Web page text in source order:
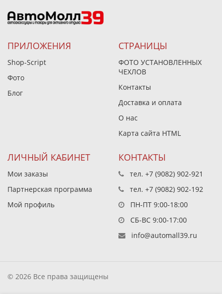
ПРИЛОЖЕНИЯ
Shop-Script
Фото
Блог
СТРАНИЦЫ
ФОТО УСТАНОВЛЕННЫХ
ЧЕХЛОВ
Контакты
Доставка и оплата
О нас
Карта сайта HTML
ЛИЧНЫЙ КАБИНЕТ
Мои заказы
Партнерская программа
Мой профиль
КОНТАКТЫ
тел. +7 (9082) 902-921
тел. +7 (9082) 902-192
ПН-ПТ 9:00-18:00
СБ-ВС 9:00-17:00
info@automall39.ru
© 2026 Все права защищены